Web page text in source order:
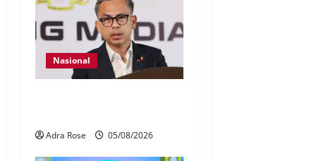
Nasional
Adra Rose 05/08/2026